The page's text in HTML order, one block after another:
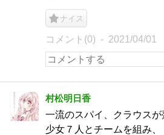
ナイス
コメント(0) 2021/04/01
村松明日香
一流のスパイ、クラウス
少女７人とチームを組み